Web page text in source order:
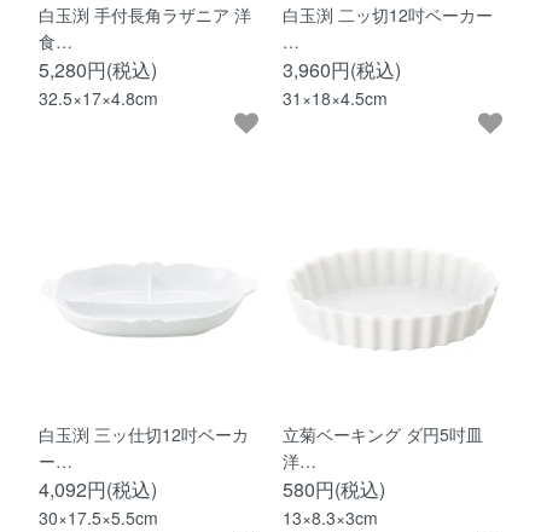
白玉渕 手付長角ラザニア 洋
食…
5,280円(税込)
32.5×17×4.8cm
白玉渕 二ッ切12吋ベーカー
…
3,960円(税込)
31×18×4.5cm
白玉渕 三ッ仕切12吋ベーカ
ー…
4,092円(税込)
30×17.5×5.5cm
立菊ベーキング ダ円5吋皿
洋…
580円(税込)
13×8.3×3cm